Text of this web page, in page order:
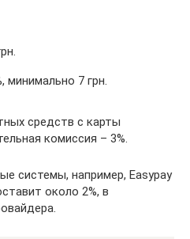
минимально 7 грн.
средств с карты
комиссия – 3%.
системы, например, Easypay
около 2%, в